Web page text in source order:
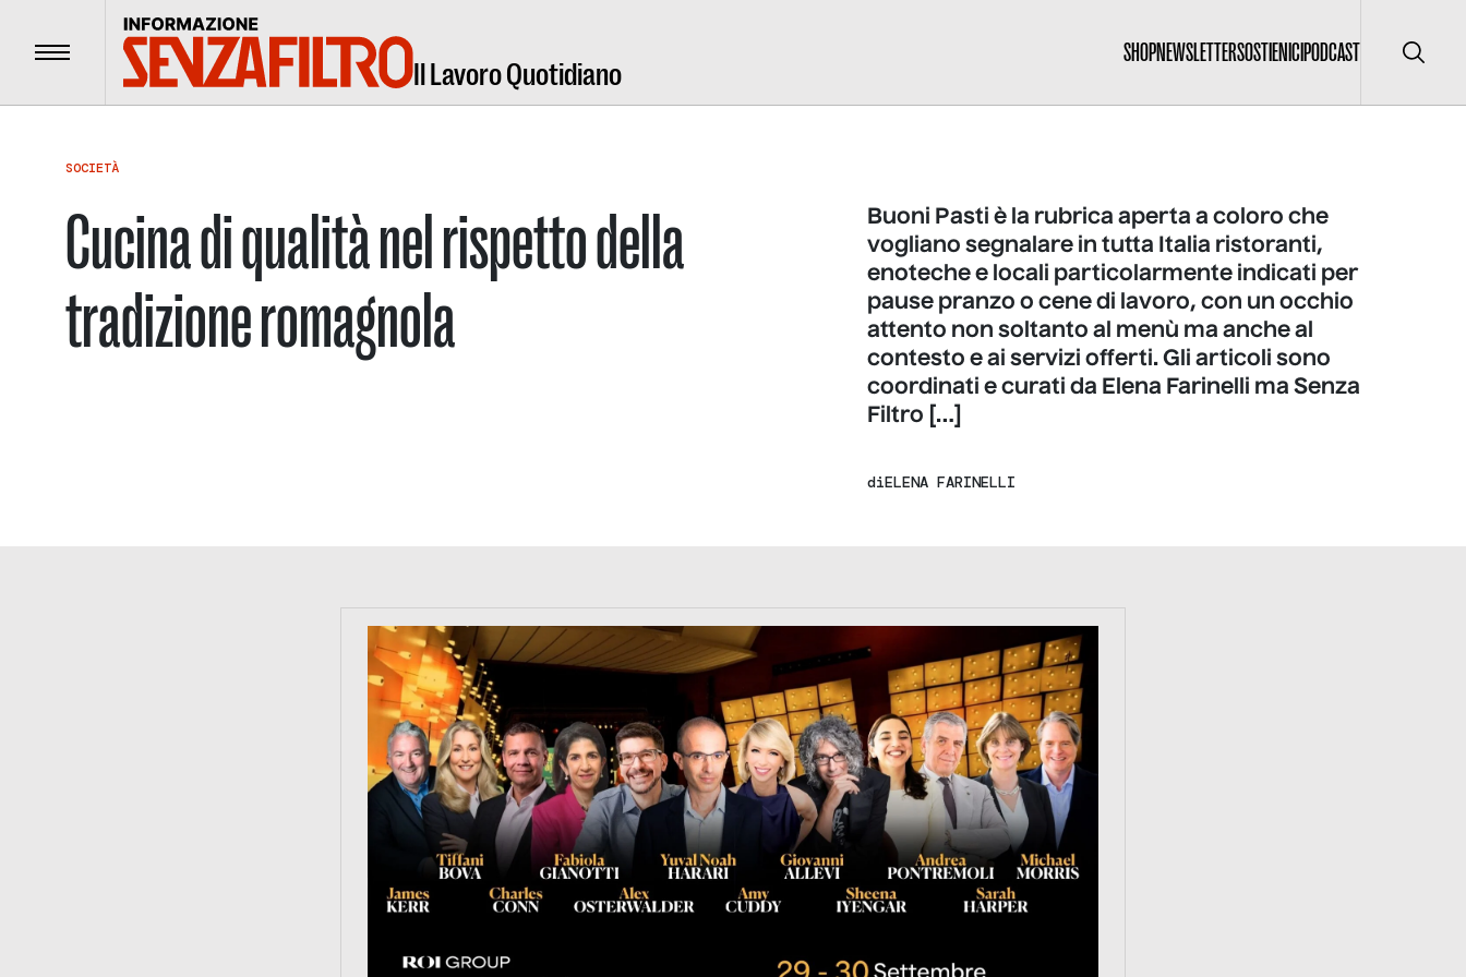
Menu Il Lavoro Quotidiano
SHOPNEWSLETTERSOSTIENICIPODCAST Cerca
SOCIETÀ
Cucina di qualità nel rispetto della
tradizione romagnola
Buoni Pasti è la rubrica aperta a coloro che
vogliano segnalare in tutta Italia ristoranti,
enoteche e locali particolarmente indicati per
pause pranzo o cene di lavoro, con un occhio
attento non soltanto al menù ma anche al
contesto e ai servizi offerti. Gli articoli sono
coordinati e curati da Elena Farinelli ma Senza
Filtro […]
diELENA FARINELLI
https://tinyurl.com/363fvfm9